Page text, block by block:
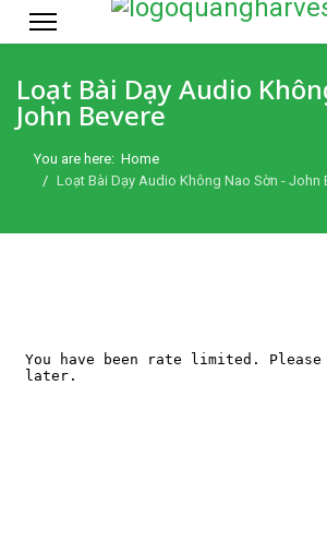
Loạt Bài Dạy Audio
John Bevere
You are here: Home
Loạt Bài Dạy Audio Không Nao Sờn - John